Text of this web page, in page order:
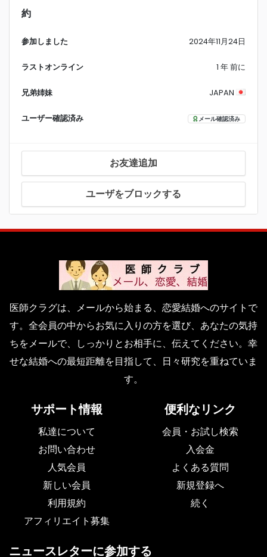
約
参加しました 2024年11月24日
ラストオンライン 1 年 前に
兄弟姉妹 JAPAN
ユーザー確認済み メール確認済み
お友達追加
ユーザをブロックする
医師クラグは、メールから始まる、恋愛結婚へのサイトで
す。全会員の中からお気に入りの方を選び、あなたの気持
ちをメールで、しっかりとお相手に、伝えてください。幸
せな結婚への最短距離を目指して、日々研究を重ねていま
す。
サポート情報
私達について
お問い合わせ
人気会員
新しい会員
利用規約
アフィリエイト募集
便利なリンク
会員・お試し検索
入会金
よくある質問
新規登録へ
続く
ニュースレターに参加する